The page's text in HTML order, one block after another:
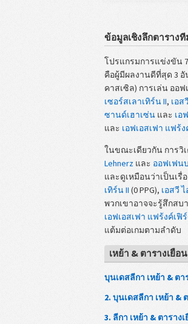
ข้อมูลเชิงลึกตาราง
โปรแกรมการแข่งขัน
คือผู้มีผลงานดีที่สุด 3 อั
คาสเซิล) การเล่น ออ
เซอร์สเลาเทิร์น II, เอส
ซานด์เฮาเซ่น และ เอ
และ เอฟเอสเฟา แฟร้
ในขณะเดียวกัน การวิ
Lehnerz และ ออฟเฟน
และดูเหมือนว่าเป็นเ
เทิร์น II (0 PPG), เอสวี
พวกเขาอาจจะรู้สึกส
เอฟเอสเฟา แฟร้งค์เฟิ
แต้มต่อเกมตามลำดับ
เหย้า & ตารางเยือ
บุนเดสลีกา เหย้า & ตา
2. บุนเดสลีกา เหย้า &
3. ลีกา เหย้า & ตาราง